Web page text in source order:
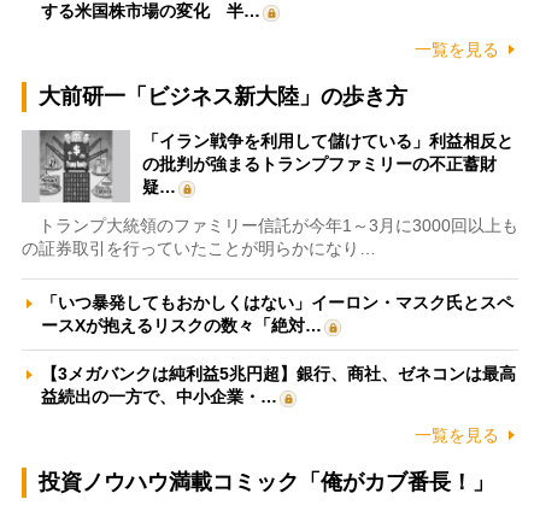
する米国株市場の変化 半…
一覧を見る
大前研一「ビジネス新大陸」の歩き方
「イラン戦争を利用して儲けている」利益相反と
の批判が強まるトランプファミリーの不正蓄財
疑…
トランプ大統領のファミリー信託が今年1～3月に3000回以上も
の証券取引を行っていたことが明らかになり…
「いつ暴発してもおかしくはない」イーロン・マスク氏とスペ
ースXが抱えるリスクの数々「絶対…
【3メガバンクは純利益5兆円超】銀行、商社、ゼネコンは最高
益続出の一方で、中小企業・…
一覧を見る
投資ノウハウ満載コミック「俺がカブ番長！」